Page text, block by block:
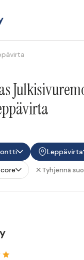
Leppävirta
Tyhjennä